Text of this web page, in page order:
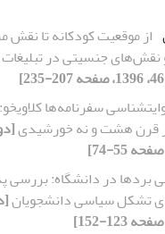
از موقعیت کودکانه تا نقش
نقش‌های جنسیتی در تبلیغات
سفرنامه‌ها
قرن هشت و نه خورشیدی
بردها در دانشگاه: بررسی
تشکل سیاسی دانشجویان